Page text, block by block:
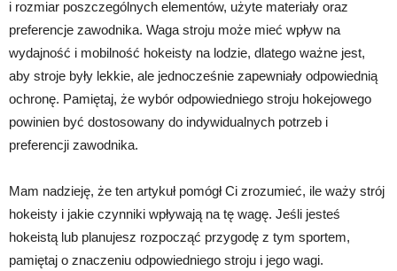
i rozmiar poszczególnych elementów, użyte materiały oraz
preferencje zawodnika. Waga stroju może mieć wpływ na
wydajność i mobilność hokeisty na lodzie, dlatego ważne jest,
aby stroje były lekkie, ale jednocześnie zapewniały odpowiednią
ochronę. Pamiętaj, że wybór odpowiedniego stroju hokejowego
powinien być dostosowany do indywidualnych potrzeb i
preferencji zawodnika.
Mam nadzieję, że ten artykuł pomógł Ci zrozumieć, ile waży strój
hokeisty i jakie czynniki wpływają na tę wagę. Jeśli jesteś
hokeistą lub planujesz rozpocząć przygodę z tym sportem,
pamiętaj o znaczeniu odpowiedniego stroju i jego wagi.